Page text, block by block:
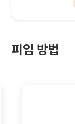
피임 방법